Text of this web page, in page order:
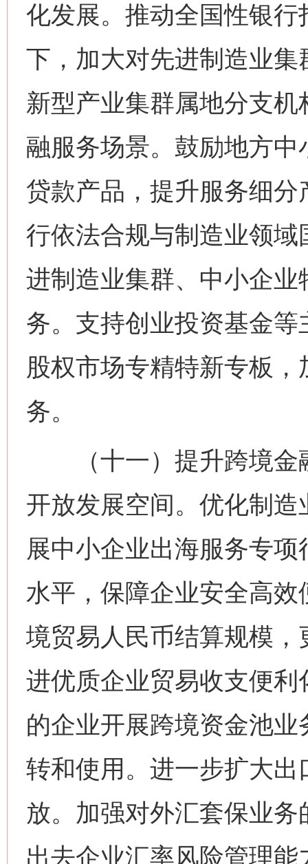
化发展。推动全国性银
下，加大对先进制造业
新型产业集群属地分支
融服务场景。鼓励地方
贷款产品，提升服务细
行依法合规与制造业领
进制造业集群、中小企
务。支持创业投资基金
股权市场专精特新专板
务。
（十一）提升跨境金
开放发展空间。优化制
展中小企业出海服务专
水平，保障企业安全高
境贸易人民币结算规模
进优质企业贸易收支便
的企业开展跨境资金池
转和使用。进一步扩大
放。加强对外汇套保业
出去企业汇率风险管理